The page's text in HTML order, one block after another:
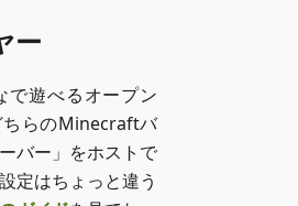
ー
で遊べるオープン
ちらのMinecraftバ
バー」をホストで
定はちょっと違う